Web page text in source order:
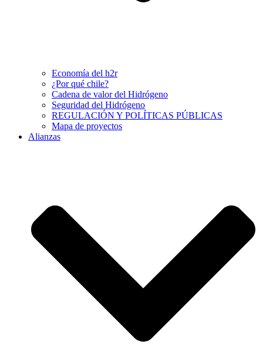
Economía del h2r
¿Por qué chile?
Cadena de valor del Hidrógeno
Seguridad del Hidrógeno
REGULACIÓN Y POLÍTICAS PÚBLICAS
Mapa de proyectos
Alianzas